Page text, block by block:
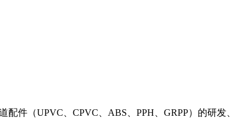
件（UPVC、CPVC、ABS、PPH、GRPP）的研发、